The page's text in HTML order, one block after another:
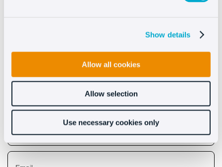
Show details
Allow all cookies
Allow selection
Use necessary cookies only
Scopri i benefici che
apporta Oct8ne